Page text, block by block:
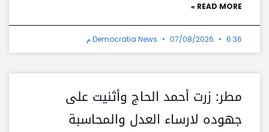
READ MORE »
Democratia News 07/08/2026 6:36 م
مطر: زرت أحمد الحاج وأثنيت على
جهوده لارساء العدل والمحاسبة